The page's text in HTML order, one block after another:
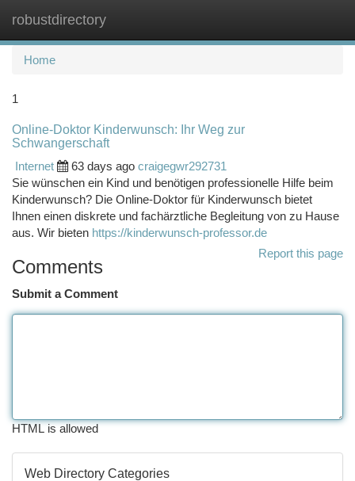
robustdirectory
Home
1
Online-Doktor Kinderwunsch: Ihr Weg zur
Schwangerschaft
Internet
63 days ago craigegwr292731
Sie wünschen ein Kind und benötigen professionelle Hilfe beim
Kinderwunsch? Die Online-Doktor für Kinderwunsch bietet
Ihnen einen diskrete und fachärztliche Begleitung von zu Hause
aus. Wir bieten https://kinderwunsch-professor.de
Report this page
Comments
Submit a Comment
HTML is allowed
Web Directory Categories